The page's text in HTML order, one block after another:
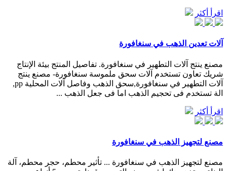
اقرأ أكثر
آلات تعدين الذهب في سنغافورة
مصنع ينتج آلات التطهير في سنغافورة. تفاصيل المنتج بيئة الإنتاج
شريك تعاون تستخدم آلات سحق ملموسة سنغافورة- مصنع ينتج
آلات التطهير في سنغافورة,سحق الذهب وفاصل آلات المحلية pp,
الة تستخدم فى تحجيم الذهب اما فى جعل الذهب ...
اقرأ أكثر
مصنع لتجهيز الذهب في سنغافورة
مصنع لتجهيز الذهب في سنغافورة ... تأثير محطم، حجر محطم، آلة